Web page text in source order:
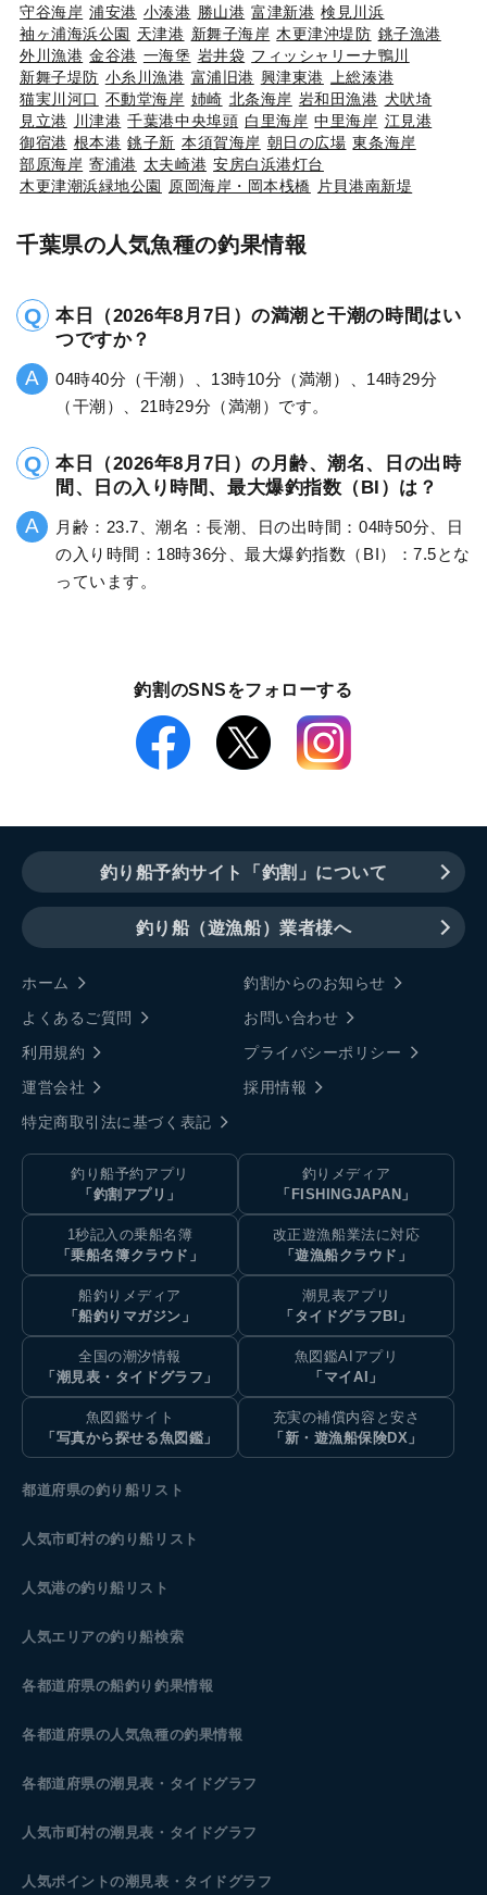
守谷海岸 浦安港 小湊港 勝山港 富津新港 検見川浜
袖ヶ浦海浜公園 天津港 新舞子海岸 木更津沖堤防 銚子漁港
外川漁港 金谷港 一海堡 岩井袋 フィッシャリーナ鴨川
新舞子堤防 小糸川漁港 富浦旧港 興津東港
上総湊港
猫実川河口 不動堂海岸 姉崎 北条海岸 岩和田漁港 犬吠埼
見立港
川津港 千葉港中央埠頭 白里海岸 中里海岸 江見港
御宿港 根本港 銚子新 本須賀海岸 朝日の広場 東条海岸
部原海岸 寄浦港 太夫崎港 安房白浜港灯台
木更津潮浜緑地公園
原岡海岸・岡本桟橋 片貝港南新堤
千葉県の人気魚種の釣果情報
本日（2026年8月7日）の満潮と干潮の時間はい
つですか？
04時40分（干潮）、13時10分（満潮）、14時29分
（干潮）、21時29分（満潮）です。
本日（2026年8月7日）の月齢、潮名、日の出時
間、日の入り時間、最大爆釣指数（BI）は？
月齢：23.7、潮名：長潮、日の出時間：04時50分、日
の入り時間：18時36分、最大爆釣指数（BI）：7.5とな
っています。
釣割のSNSをフォローする
釣り船予約サイト「釣割」について
釣り船（遊漁船）業者様へ
ホーム
釣割からのお知らせ
よくあるご質問
お問い合わせ
利用規約
プライバシーポリシー
運営会社
採用情報
特定商取引法に基づく表記
釣り船予約アプリ
「釣割アプリ」
釣りメディア
「FISHINGJAPAN」
1秒記入の乗船名簿
「乗船名簿クラウド」
改正遊漁船業法に対応
「遊漁船クラウド」
船釣りメディア
「船釣りマガジン」
潮見表アプリ
「タイドグラフBI」
全国の潮汐情報
「潮見表・タイドグラフ」
魚図鑑AIアプリ
「マイAI」
魚図鑑サイト
「写真から探せる魚図鑑」
充実の補償内容と安さ
「新・遊漁船保険DX」
都道府県の釣り船リスト
人気市町村の釣り船リスト
人気港の釣り船リスト
人気エリアの釣り船検索
各都道府県の船釣り釣果情報
各都道府県の人気魚種の釣果情報
各都道府県の潮見表 ・タイドグラフ
人気市町村の潮見表・タイドグラフ
人気ポイントの潮見表・タイドグラフ